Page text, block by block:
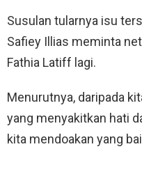
Susulan tularnya isu
Safiey Illias meminta
Fathia Latiff lagi.
Menurutnya, daripada
yang menyakitkan hati
kita mendoakan yang